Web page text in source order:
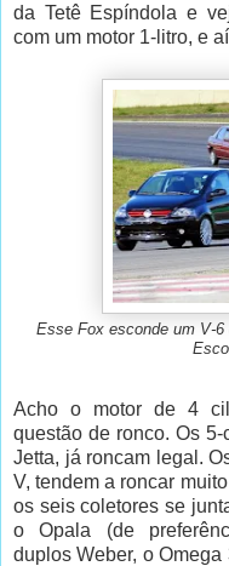
da Tetê Espíndola e
com um motor 1-litro, e
Esse Fox esconde um V-
Acho o motor de 4
questão de ronco. Os
Jetta, já roncam legal.
V, tendem a roncar
os seis coletores se
o Opala (de
duplos Weber, o Omega